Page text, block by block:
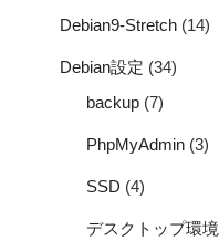
Debian9-Stretch (14)
Debian設定 (34)
backup (7)
PhpMyAdmin (3)
SSD (4)
デスクトップ環境